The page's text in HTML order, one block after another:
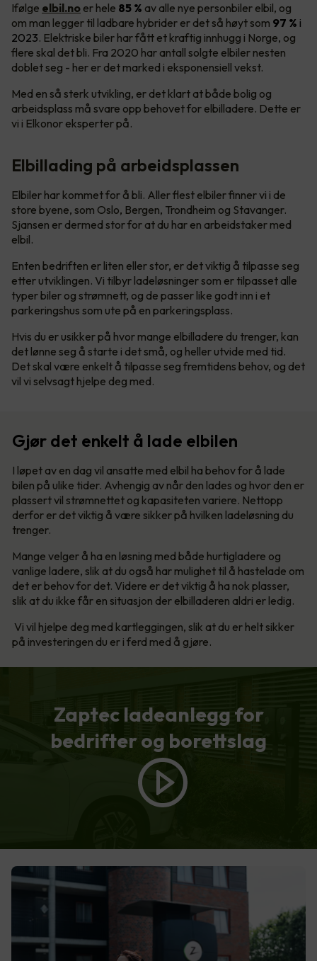
Ifølge elbil.no er hele 85 % av alle nye personbiler elbil, og
om man legger til ladbare hybrider er det så høyt som 97 % i
2023. Elektriske biler har fått et kraftig innhugg i Norge, og
flere skal det bli. Fra 2020 har antall solgte elbiler nesten
doblet seg - her er det marked i eksponensiell vekst.
Med en så sterk utvikling, er det klart at både bolig og
arbeidsplass må svare opp behovet for elbilladere. Dette er
vi i Elkonor eksperter på.
Elbillading på arbeidsplassen
Elbiler har kommet for å bli. Aller flest elbiler finner vi i de
store byene, som Oslo, Bergen, Trondheim og Stavanger.
Sjansen er dermed stor for at du har en arbeidstaker med
elbil.
Enten bedriften er liten eller stor, er det viktig å tilpasse seg
etter utviklingen. Vi tilbyr ladeløsninger som er tilpasset alle
typer biler og strømnett, og de passer like godt inn i et
parkeringshus som ute på en parkeringsplass.
Hvis du er usikker på hvor mange elbilladere du trenger, kan
det lønne seg å starte i det små, og heller utvide med tid.
Det skal være enkelt å tilpasse seg fremtidens behov, og det
vil vi selvsagt hjelpe deg med.
Gjør det enkelt å lade elbilen
I løpet av en dag vil ansatte med elbil ha behov for å lade
bilen på ulike tider. Avhengig av når den lades og hvor den er
plassert vil strømnettet og kapasiteten variere. Nettopp
derfor er det viktig å være sikker på hvilken ladeløsning du
trenger.
Mange velger å ha en løsning med både hurtigladere og
vanlige ladere, slik at du også har mulighet til å hastelade om
det er behov for det. Videre er det viktig å ha nok plasser,
slik at du ikke får en situasjon der elbilladeren aldri er ledig.
Vi vil hjelpe deg med kartleggingen, slik at du er helt sikker
på investeringen du er i ferd med å gjøre.
Zaptec ladeanlegg for
bedrifter og borettslag